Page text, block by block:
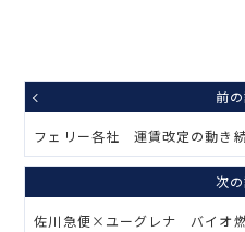
前
フェリー各社 運賃改定の動き
次
佐川急便×ユーグレナ バイオ